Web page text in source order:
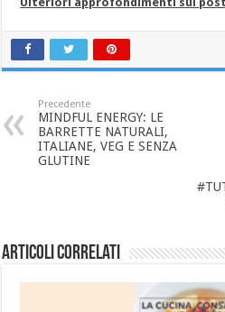
Precedente
MINDFUL ENERGY: LE
BARRETTE NATURALI,
ITALIANE, VEG E SENZA
GLUTINE
Articoli correlati